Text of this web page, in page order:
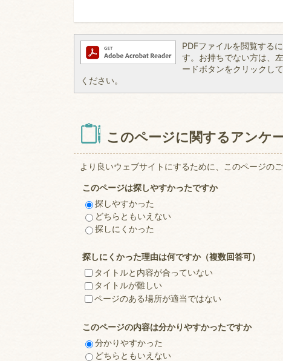
PDFファイルを閲覧する
す。お持ちでない方は、
ードボタンをクリックし
ください。
このページに関するアンケ
より良いウェブサイトにするために、このページの
このページは探しやすかったですか
探しやすかった
どちらともいえない
探しにくかった
探しにくかった理由は何ですか（複数回答可）
タイトルと内容が合っていない
タイトルが難しい
ページのある場所が適当ではない
このページの内容は分かりやすかったですか
分かりやすかった
どちらともいえない